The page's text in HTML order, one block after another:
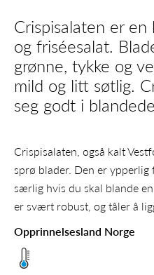
Crispisalaten er
og friséesalat.
grønne, tykke og
mild og litt søtlig.
seg godt i
Crispisalaten, også kalt
sprø blader. Den er
særlig hvis du skal blande
er svært robust, og tåler å
Opprinnelsesland Norge